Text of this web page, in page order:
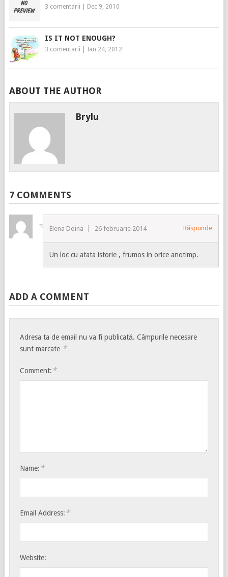
3 comentarii Dec 9, 2010
IS IT NOT ENOUGH?
3 comentarii Ian 24, 2012
ABOUT THE AUTHOR
Brylu
7 COMMENTS
Elena Doina 26 februarie 2014 Răspunde
Un loc cu atata istorie , frumos in orice anotimp.
ADD A COMMENT
Adresa ta de email nu va fi publicată. Câmpurile necesare
sunt marcate *
Comment: *
Name: *
Email Address: *
Website: